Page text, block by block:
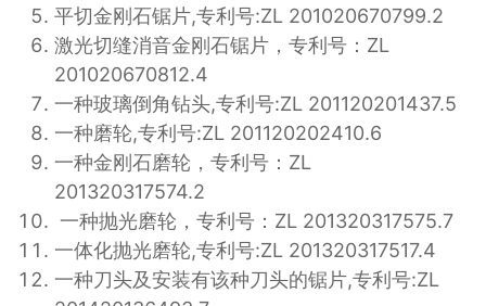
平切金刚石锯片,专利号:ZL 201020670799.2
激光切缝消音金刚石锯片，专利号：ZL
201020670812.4
一种玻璃倒角钻头,专利号:ZL 201120201437.5
一种磨轮,专利号:ZL 201120202410.6
一种金刚石磨轮，专利号：ZL
201320317574.2
一种抛光磨轮，专利号：ZL 201320317575.7
一体化抛光磨轮,专利号:ZL 201320317517.4
一种刀头及安装有该种刀头的锯片,专利号:ZL